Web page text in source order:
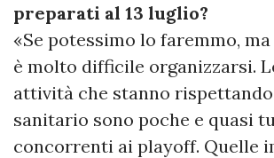
preparati al 13 luglio?
«Se potessimo lo faremmo,
è molto difficile organizzarsi.
attività che stanno
sanitario sono poche e quasi
concorrenti ai playoff. Quelle